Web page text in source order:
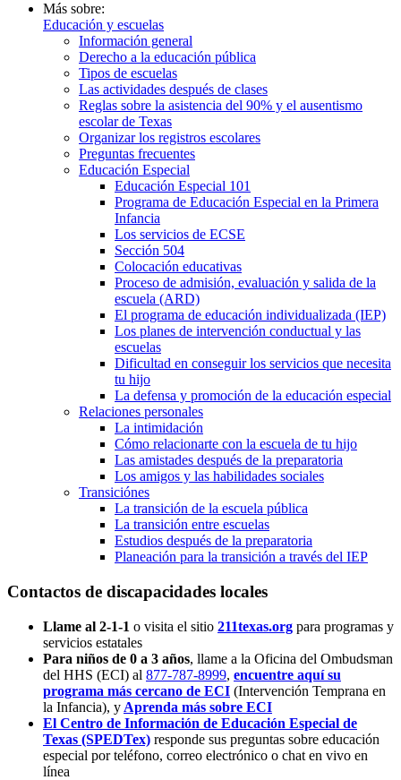
Más sobre:
Educación y escuelas
Información general
Derecho a la educación pública
Tipos de escuelas
Las actividades después de clases
Reglas sobre la asistencia del 90% y el ausentismo
escolar de Texas
Organizar los registros escolares
Preguntas frecuentes
Educación Especial
Educación Especial 101
Programa de Educación Especial en la Primera
Infancia
Los servicios de ECSE
Sección 504
Colocación educativas
Proceso de admisión, evaluación y salida de la
escuela (ARD)
El programa de educación individualizada (IEP)
Los planes de intervención conductual y las
escuelas
Dificultad en conseguir los servicios que necesita
tu hijo
La defensa y promoción de la educación especial
Relaciones personales
La intimidación
Cómo relacionarte con la escuela de tu hijo
Las amistades después de la preparatoria
Los amigos y las habilidades sociales
Transiciónes
La transición de la escuela pública
La transición entre escuelas
Estudios después de la preparatoria
Planeación para la transición a través del IEP
Contactos de discapacidades locales
Llame al 2-1-1 o visita el sitio 211texas.org para programas y
servicios estatales
Para niños de 0 a 3 años, llame a la Oficina del Ombudsman
del HHS (ECI) al 877-787-8999, encuentre aquí su
programa más cercano de ECI (Intervención Temprana en
la Infancia), y Aprenda más sobre ECI
El Centro de Información de Educación Especial de
Texas (SPEDTex) responde sus preguntas sobre educación
especial por teléfono, correo electrónico o chat en vivo en
línea